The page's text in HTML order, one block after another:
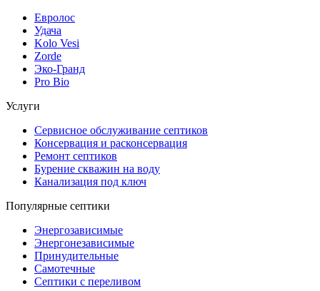
Евролос
Удача
Kolo Vesi
Zorde
Эко-Гранд
Pro Bio
Услуги
Сервисное обслуживание септиков
Консервация и расконсервация
Ремонт септиков
Бурение скважин на воду
Канализация под ключ
Популярные септики
Энергозависимые
Энергонезависимые
Принудительные
Самотечные
Септики с переливом